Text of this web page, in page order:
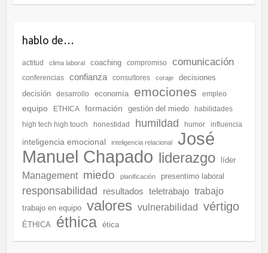
hablo de…
actitud clima laboral coaching compromiso comunicación
conferencias confianza consultores coraje
decisiones
decisión
desarrollo economía emociones empleo
equipo ETHICA formación gestión del miedo
habilidades
high tech high touch
honestidad humildad humor influencia
inteligencia emocional inteligencia relacional
José
Manuel Chapado liderazgo líder
Management miedo planificación presentimo laboral
responsabilidad resultados teletrabajo trabajo
trabajo en equipo valores vulnerabilidad vértigo
ÉTHICA éthica ética